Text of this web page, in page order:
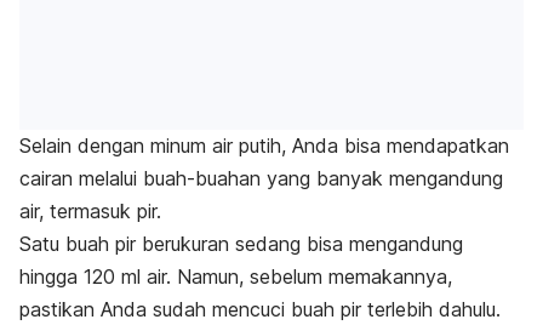
Selain dengan minum air putih, Anda bisa mendapatkan
cairan melalui buah-buahan yang banyak mengandung
air, termasuk pir.
Satu buah pir berukuran sedang bisa mengandung
hingga 120 ml air. Namun, sebelum memakannya,
pastikan Anda sudah mencuci buah pir terlebih dahulu.